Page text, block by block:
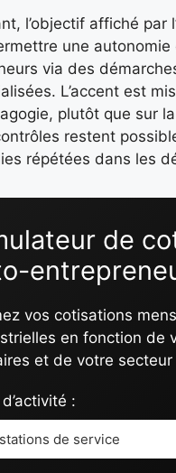
l’objectif affiché par
une autonomie
via des
L’accent est
plutôt que sur
restent
répétées dans les
de
vos cotisations
en fonction de
et de votre secteur
: